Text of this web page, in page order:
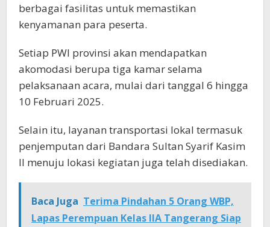
berbagai fasilitas untuk memastikan
kenyamanan para peserta.
Setiap PWI provinsi akan mendapatkan
akomodasi berupa tiga kamar selama
pelaksanaan acara, mulai dari tanggal 6 hingga
10 Februari 2025.
Selain itu, layanan transportasi lokal termasuk
penjemputan dari Bandara Sultan Syarif Kasim
II menuju lokasi kegiatan juga telah disediakan.
Baca Juga Terima Pindahan 5 Orang WBP,
Lapas Perempuan Kelas IIA Tangerang Siap